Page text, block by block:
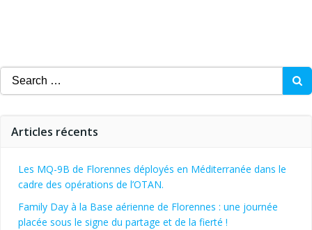
Search
for:
Articles récents
Les MQ-9B de Florennes déployés en Méditerranée dans le
cadre des opérations de l’OTAN.
Family Day à la Base aérienne de Florennes : une journée
placée sous le signe du partage et de la fierté !